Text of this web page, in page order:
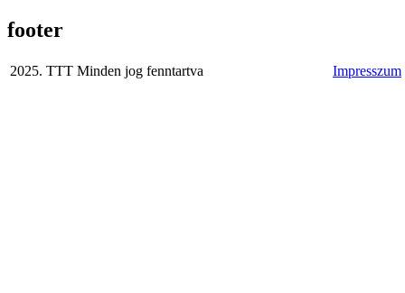
footer
2025. TTT Minden jog fenntartva Impresszum